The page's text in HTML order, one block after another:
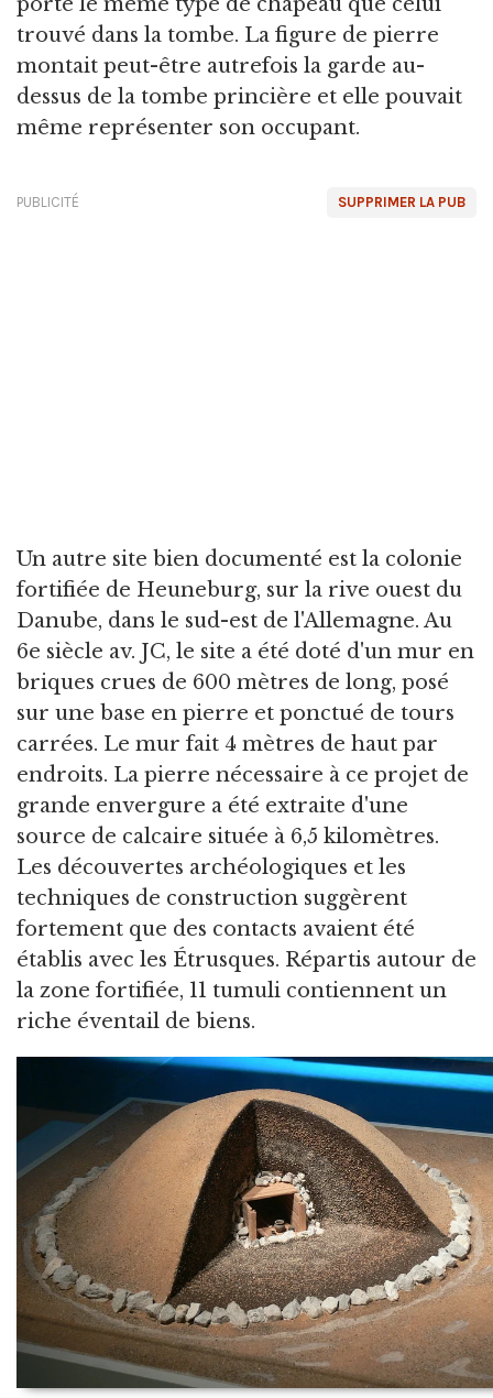
trouvé dans la tombe. La figure de pierre
montait peut-être autrefois la garde au-
dessus de la tombe princière et elle pouvait
même représenter son occupant.
SUPPRIMER LA PUB
PUBLICITÉ
Un autre site bien documenté est la colonie
fortifiée de Heuneburg, sur la rive ouest du
Danube, dans le sud-est de l'Allemagne. Au
6e siècle av. JC, le site a été doté d'un mur en
briques crues de 600 mètres de long, posé
sur une base en pierre et ponctué de tours
carrées. Le mur fait 4 mètres de haut par
endroits. La pierre nécessaire à ce projet de
grande envergure a été extraite d'une
source de calcaire située à 6,5 kilomètres.
Les découvertes archéologiques et les
techniques de construction suggèrent
fortement que des contacts avaient été
établis avec les Étrusques. Répartis autour de
la zone fortifiée, 11 tumuli contiennent un
riche éventail de biens.